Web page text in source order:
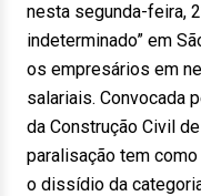
nesta segunda-feira,
indeterminado” em
os empresários em
salariais. Convocada
da Construção Civil
paralisação tem
o dissídio da